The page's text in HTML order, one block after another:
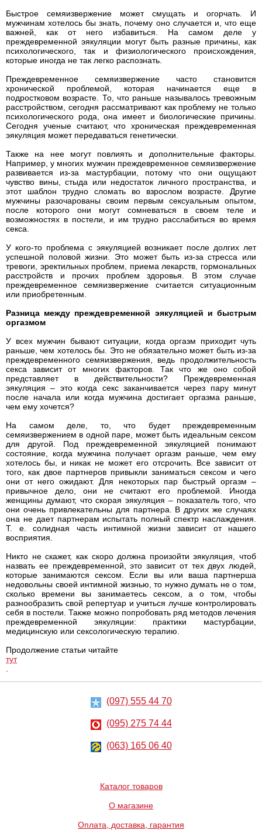
Быстрое семяизвержение может смущать и огорчать. И
мужчинам хотелось бы знать, почему оно случается и, что еще
важней, как от него избавиться. На самом деле у
преждевременной эякуляции могут быть разные причины, как
психологического, так и физиологического происхождения,
которые иногда не так легко распознать.
Преждевременное семяизвержение часто становится
хронической проблемой, которая начинается еще в
подростковом возрасте. То, что раньше называлось тревожным
расстройством, сегодня рассматривают как проблему не только
психологического рода, она имеет и биологические причины.
Сегодня ученые считают, что хроническая преждевременная
эякуляция может передаваться генетически.
Также на нее могут повлиять и дополнительные факторы.
Например, у многих мужчин преждевременное семяизвержение
развивается из-за мастурбации, потому что они ощущают
чувство вины, стыда или недостаток личного пространства, и
этот шаблон трудно сломать во взрослом возрасте. Другие
мужчины разочарованы своим первым сексуальным опытом,
после которого они могут сомневаться в своем теле и
возможностях в постели, и им трудно расслабиться во время
секса.
У кого-то проблема с эякуляцией возникает после долгих лет
успешной половой жизни. Это может быть из-за стресса или
тревоги, эректильных проблем, приема лекарств, гормональных
расстройств и прочих проблем здоровья. В этом случае
преждевременное семяизвержение считается ситуационным
или приобретенным.
Разница между преждевременной эякуляцией и быстрым
оргазмом
У всех мужчин бывают ситуации, когда оргазм приходит чуть
раньше, чем хотелось бы. Это не обязательно может быть из-за
преждевременного семяизвержения, ведь продолжительность
секса зависит от многих факторов. Так что же оно собой
представляет в действительности? Преждевременная
эякуляция – это когда секс заканчивается через пару минут
после начала или когда мужчина достигает оргазма раньше,
чем ему хочется?
На самом деле, то, что будет преждевременным
семяизвержением в одной паре, может быть идеальным сексом
для другой. Под преждевременной эякуляцией понимают
состояние, когда мужчина получает оргазм раньше, чем ему
хотелось бы, и никак не может его отсрочить. Все зависит от
того, как двое партнеров привыкли заниматься сексом и чего
они от него ожидают. Для некоторых пар быстрый оргазм –
привычное дело, они не считают его проблемой. Иногда
женщины думают, что скорая эякуляция – показатель того, что
они очень привлекательны для партнера. В других же случаях
она не дает партнерам испытать полный спектр наслаждения.
Т. е. солидная часть интимной жизни зависит от нашего
восприятия.
Никто не скажет, как скоро должна произойти эякуляция, чтоб
назвать ее преждевременной, это зависит от тех двух людей,
которые занимаются сексом. Если вы или ваша партнерша
недовольны своей интимной жизнью, то нужно думать не о том,
сколько времени вы занимаетесь сексом, а о том, чтобы
разнообразить свой репертуар и учиться лучше контролировать
себя в постели. Также можно попробовать ряд методов лечения
преждевременной эякуляции: практики мастурбации,
медицинскую или сексологическую терапию.
Продолжение статьи читайте
тут
(097) 555 44 70
(095) 275 74 44
(063) 165 06 40
Каталог товаров
О магазине
Оплата, доставка, гарантия